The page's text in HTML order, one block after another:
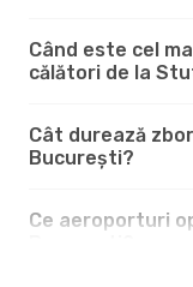
Când este cel
călători de la
Cât durează
București?
Ce aeroporturi